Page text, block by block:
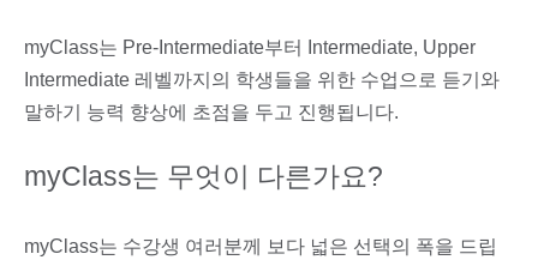
myClass는 Pre-Intermediate부터 Intermediate, Upper
Intermediate 레벨까지의 학생들을 위한 수업으로 듣기와
말하기 능력 향상에 초점을 두고 진행됩니다.
myClass는 무엇이 다른가요?
myClass는 수강생 여러분께 보다 넓은 선택의 폭을 드립